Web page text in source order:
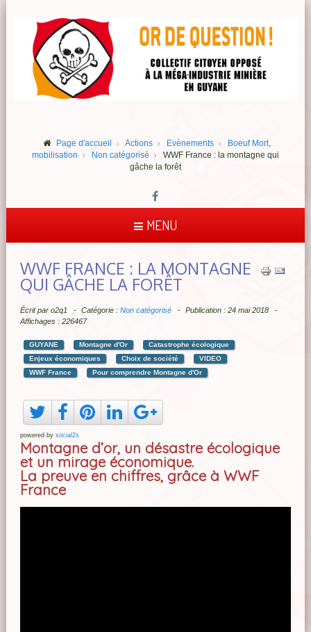
Page d'accueil Actions Evènements
Boeuf Mort,
mobilisation
Non catégorisé
WWF France : la montagne qui
gâche la forêt
MENU
WWF FRANCE : LA MONTAGNE
QUI GÂCHE LA FORÊT
Écrit par o2q1 Catégorie : Non catégorisé
Publication : 24 mai 2018
Affichages : 226467
GUYANE Montagne d'Or
Catastrophe écologique
Enjeux économiques
Choix de société
VIDEO
WWF France
Pour comprendre Montagne d'Or
powered by social2s
Montagne d’or, un désastre écologique
et un mirage économique.
La preuve en chiffres, grâce à WWF
France